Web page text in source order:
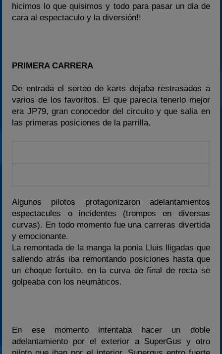
hicimos lo que quisimos y todo para pasar un dia de
cara al espectaculo y la diversión!!
PRIMERA CARRERA
De entrada el sorteo de karts dejaba restrasados a
varios de los favoritos. El que parecia tenerlo mejor
era JP79, gran conocedor del circuito y que salia en
las primeras posiciones de la parrilla.
Algunos pilotos protagonizaron adelantamientos
espectacules o incidentes (trompos en diversas
curvas). En todo momento fue una carreras divertida
y emocionante.
La remontada de la manga la ponia Lluis lligadas que
saliendo atrás iba remontando posiciones hasta que
un choque fortuito, en la curva de final de recta se
golpeaba con los neumàticos.
En ese momento intentaba hacer un doble
adelantamiento por el exterior a SuperGus y otro